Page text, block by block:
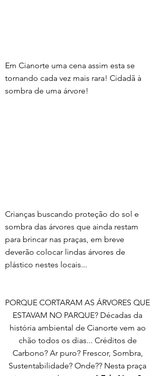
Em Cianorte uma cena assim esta se
tornando cada vez mais rara! Cidadã à
sombra de uma árvore!
Crianças buscando proteção do sol e
sombra das árvores que ainda restam
para brincar nas praças, em breve
deverão colocar lindas árvores de
plástico nestes locais...
PORQUE CORTARAM AS ÁRVORES QUE
ESTAVAM NO PARQUE? Décadas da
história ambiental de Cianorte vem ao
chão todos os dias... Créditos de
Carbono? Ar puro? Frescor, Sombra,
Sustentabilidade? Onde?? Nesta praça